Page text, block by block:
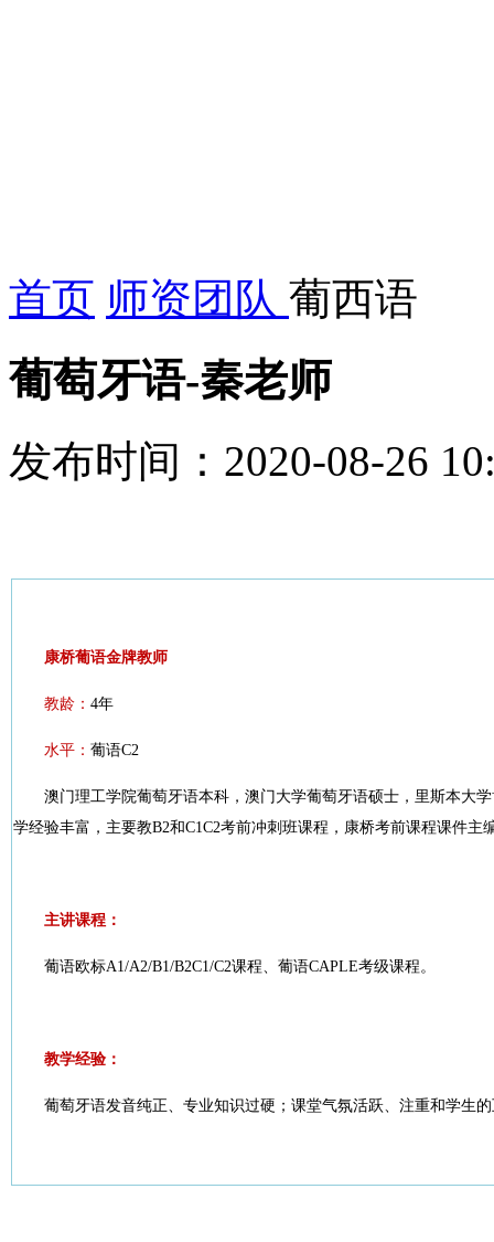
首页 师资团队 葡西语
葡萄牙语-秦老师
发布时间：2020-08-26
康桥葡语金牌教师
教龄： 4年
水平： 葡语C2
澳门理工学院葡萄牙语本科，澳门大学葡萄牙语硕士，里斯本大
学经验丰富，主要教B2和C1C2考前冲刺班课程，康桥考前课程课件主
主讲课程：
葡语欧标A1/A2/B1/B2C1/C2课程、葡语CAPLE考级课程。
教学经验：
葡萄牙语发音纯正、专业知识过硬；课堂气氛活跃、注重和学生